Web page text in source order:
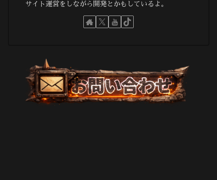
サイト運営をしながら開発とかもしているよ。